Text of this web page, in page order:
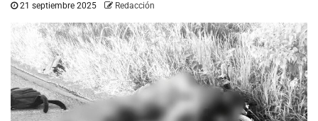
21 septiembre 2025 Redacción